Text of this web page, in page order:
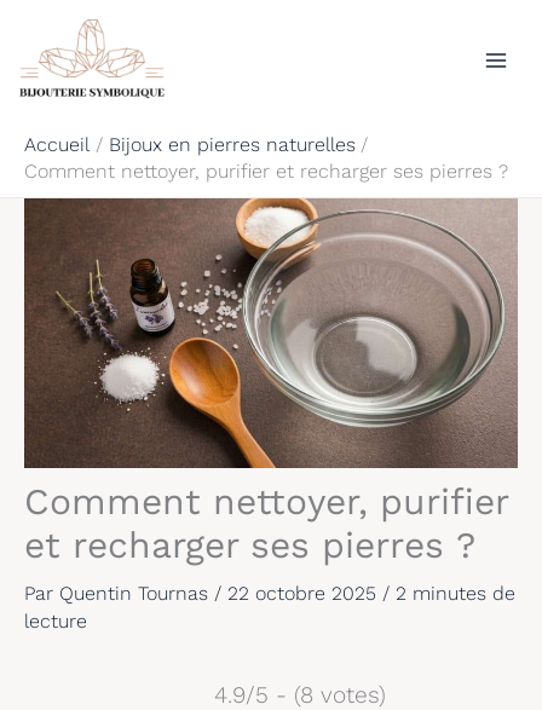
contenu
Accueil
Bijoux en pierres naturelles
Comment nettoyer, purifier et recharger ses pierres ?
Comment nettoyer, purifier
et recharger ses pierres ?
Par Quentin Tournas / 22 octobre 2025 / 2 minutes de
lecture
4.9/5 - (8 votes)
Rechercher